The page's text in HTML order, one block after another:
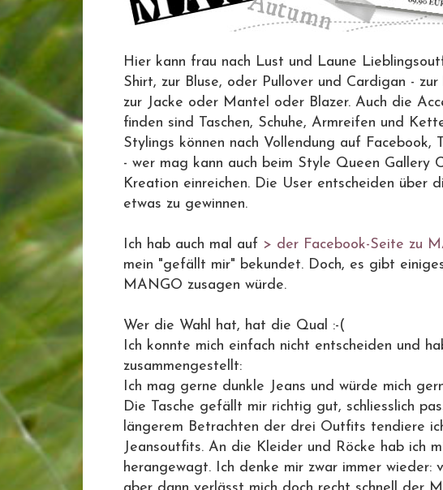
Hier kann frau nach Lust und Laune
Shirt, zur Bluse, oder Pullover und Cardigan -
zur Jacke oder Mantel oder Blazer. Auch die
finden sind Taschen, Schuhe, Armreifen und
Stylings können nach Vollendung auf
- wer mag kann auch beim Style Queen Gallery
Kreation einreichen. Die User entscheiden über
etwas zu gewinnen.
Ich hab auch mal auf > der Facebook-Seite zu
mein "gefällt mir" bekundet. Doch, es gibt
MANGO zusagen würde.
Wer die Wahl hat, hat die Qual :-(
Ich konnte mich einfach nicht entscheiden und
zusammengestellt:
Ich mag gerne dunkle Jeans und würde mich
Die Tasche gefällt mir richtig gut, schliesslich
längerem Betrachten der drei Outfits tendiere
Jeansoutfits. An die Kleider und Röcke hab ich
herangewagt. Ich denke mir zwar immer wieder: